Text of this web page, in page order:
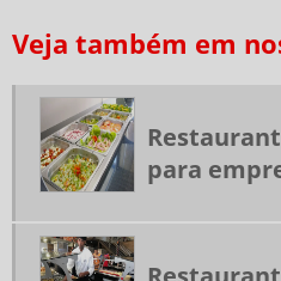
RESTAURANTE DE COLETIVIDADE
RESTAURANTES INDUSTRIAIS SP
RESTAURANTES TERCEIRIZADOS
SERVIÇO DE ALIMENTAÇÃO PARA
SERVIÇOS DE ALIMENTAÇÃO
Veja também em
para